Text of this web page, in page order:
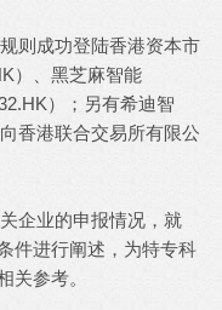
则成功登陆香港资本市
）、黑芝麻智能
）；另有希迪智
香港联合交易所有限公
企业的申报情况，就
件进行阐述，为特专科
关参考。